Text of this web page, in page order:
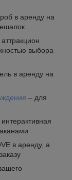
в аренду на
выбора
в аренду на
– для
в аренду, а